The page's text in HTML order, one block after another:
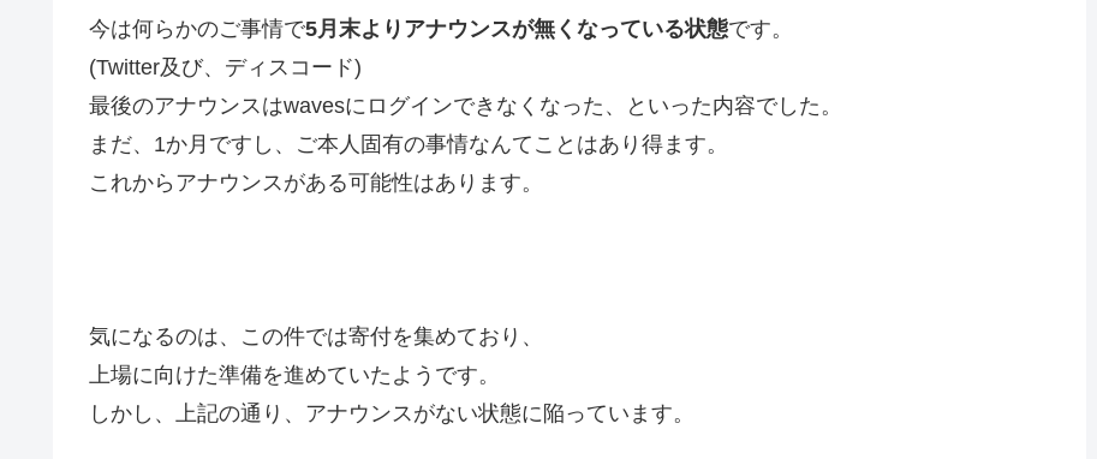
今は何らかのご事情で5月末よりアナウンスが無くなっている状態です。
(Twitter及び、ディスコード)
最後のアナウンスはwavesにログインできなくなった、といった内容でした。
まだ、1か月ですし、ご本人固有の事情なんてことはあり得ます。
これからアナウンスがある可能性はあります。
気になるのは、この件では寄付を集めており、
上場に向けた準備を進めていたようです。
しかし、上記の通り、アナウンスがない状態に陥っています。